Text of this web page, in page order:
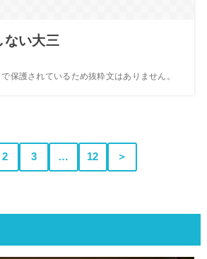
ない大三
保護されているため抜粋文はありません。
2 3 … 12 ＞